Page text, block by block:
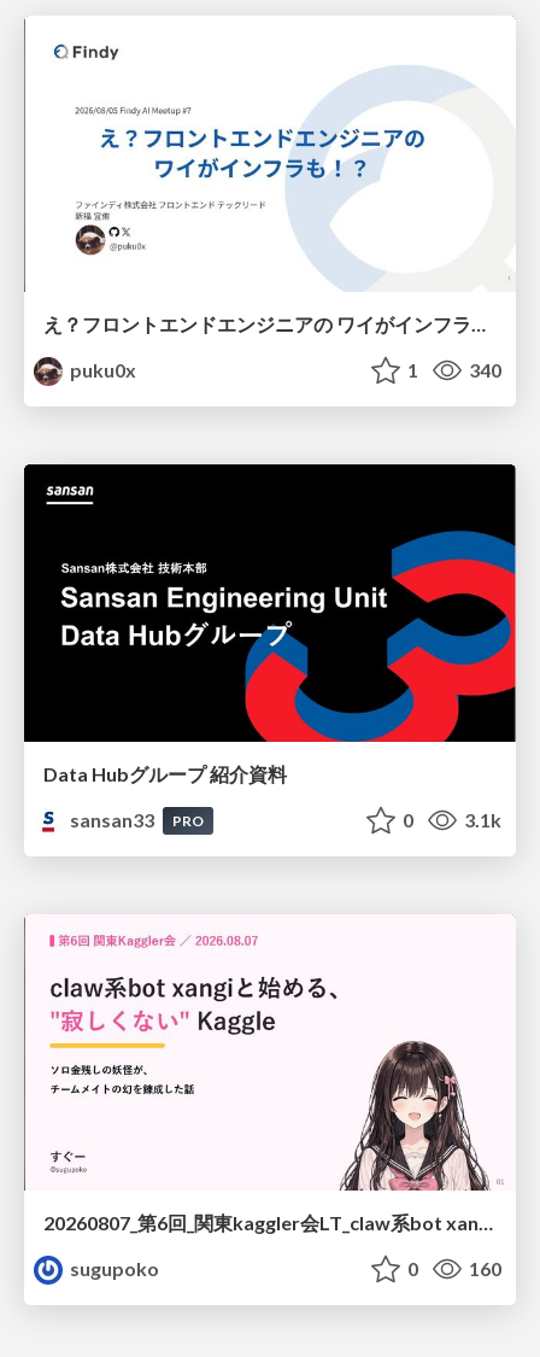
え？フロントエンドエンジニアの ワイがインフラも！？
puku0x
1 340
Data Hubグループ 紹介資料
sansan33
PRO 0 3.1k
20260807_第6回_関東kaggler会LT_claw系bot xangiと始める、"寂しくない" kaggle
sugupoko
0 160